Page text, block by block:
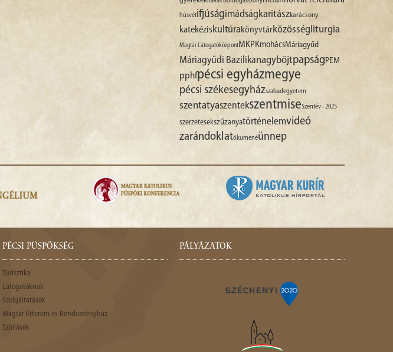
húsvétifjúságimádságkaritászkarácsony
katekéziskultúra könyvtárközösségliturgia
Magtár LátogatóközpontMKPKmohácsMáriagyűd
Máriagyűdi Bazilikanagyböjtpapság PEM
pphfpécsi egyházmegye
pécsi székesegyházszabadegyetem
szentatyaszentekszentmiseSzentév - 2025
szerzetesekszűzanyatörténelemvideó
zarándoklatökumenéünnep
PÉCSI PÜSPÖKSÉG
Turisztika
Látogatóknak
Szolgáltatások
Magtár Étterem és Rendezvényház
Szállások
PÁLYÁZATOK